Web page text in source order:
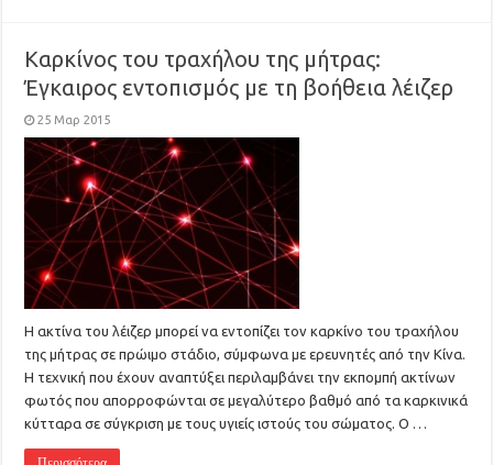
Καρκίνος του τραχήλου της μήτρας:
Έγκαιρος εντοπισμός με τη βοήθεια λέιζερ
25 Μαρ 2015
Η ακτίνα του λέιζερ μπορεί να εντοπίζει τον καρκίνο του τραχήλου
της μήτρας σε πρώιμο στάδιο, σύμφωνα με ερευνητές από την Κίνα.
Η τεχνική που έχουν αναπτύξει περιλαμβάνει την εκπομπή ακτίνων
φωτός που απορροφώνται σε μεγαλύτερο βαθμό από τα καρκινικά
κύτταρα σε σύγκριση με τους υγιείς ιστούς του σώματος. Ο …